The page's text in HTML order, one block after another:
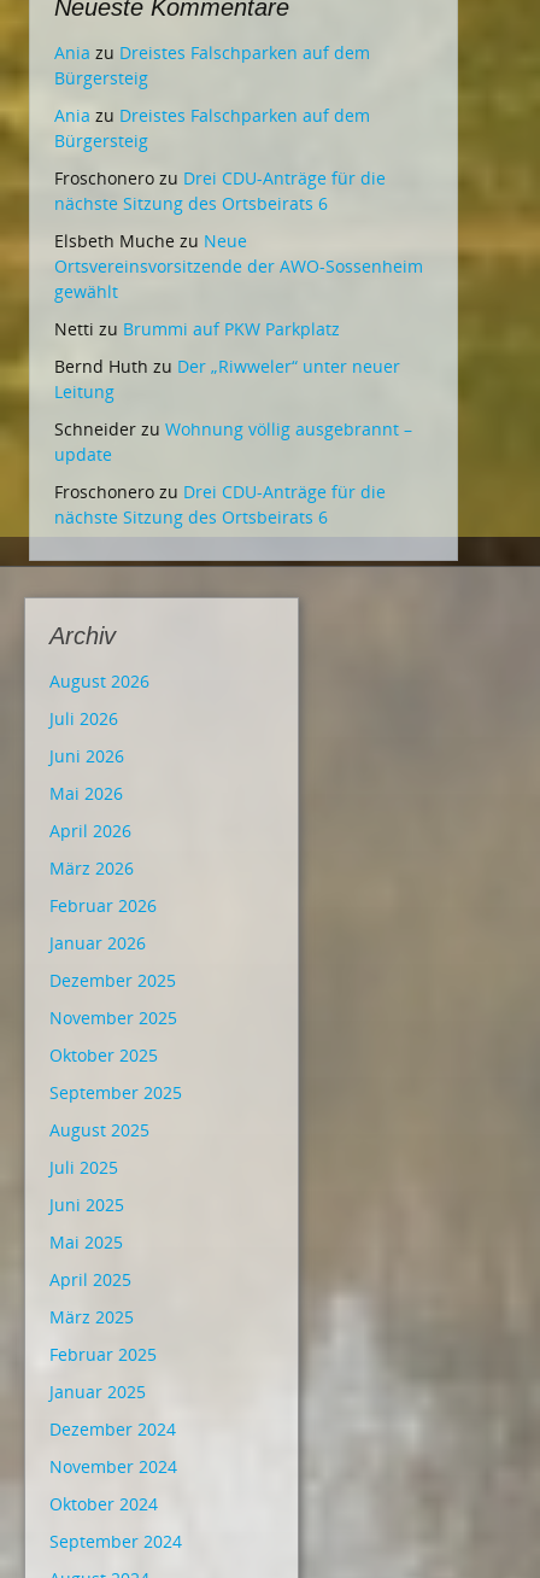
Neueste Kommentare
Ania zu Dreistes Falschparken auf dem
Bürgersteig
Ania zu Dreistes Falschparken auf dem
Bürgersteig
Froschonero zu Drei CDU-Anträge für die
nächste Sitzung des Ortsbeirats 6
Elsbeth Muche zu Neue
Ortsvereinsvorsitzende der AWO-Sossenheim
gewählt
Netti zu Brummi auf PKW Parkplatz
Bernd Huth zu Der „Riwweler“ unter neuer
Leitung
Schneider zu Wohnung völlig ausgebrannt –
update
Froschonero zu Drei CDU-Anträge für die
nächste Sitzung des Ortsbeirats 6
Archiv
August 2026
Juli 2026
Juni 2026
Mai 2026
April 2026
März 2026
Februar 2026
Januar 2026
Dezember 2025
November 2025
Oktober 2025
September 2025
August 2025
Juli 2025
Juni 2025
Mai 2025
April 2025
März 2025
Februar 2025
Januar 2025
Dezember 2024
November 2024
Oktober 2024
September 2024